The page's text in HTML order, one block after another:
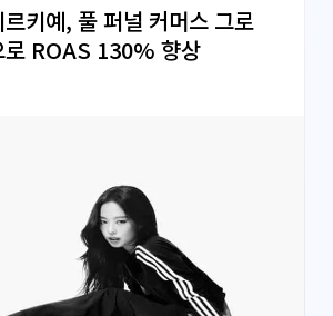
키예, 풀 퍼널 커머스 그로
로 ROAS 130% 향상